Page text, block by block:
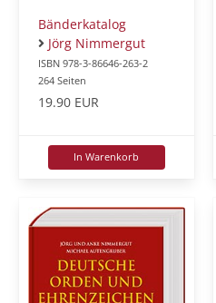
Bänderkatalog
Jörg Nimmergut
ISBN 978-3-86646-263-2
264 Seiten
19.90 EUR
In Warenkorb